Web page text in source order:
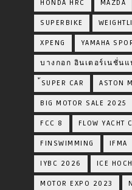
HONDA HRC MAZDA
SUPERBIKE
XPENG YAMAHA
บางกอก อินเตอร์เนชั่น
้SUPER CAR ASTON
BIG MOTOR SALE 2025
FCC 8 FLOW YACHT
FINSWIMMING IFMA
IYBC 2026 ICE
MOTOR EXPO 2023